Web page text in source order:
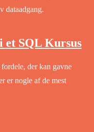
dataadgang.
et SQL Kursus
der kan gavne
er nogle af de mest